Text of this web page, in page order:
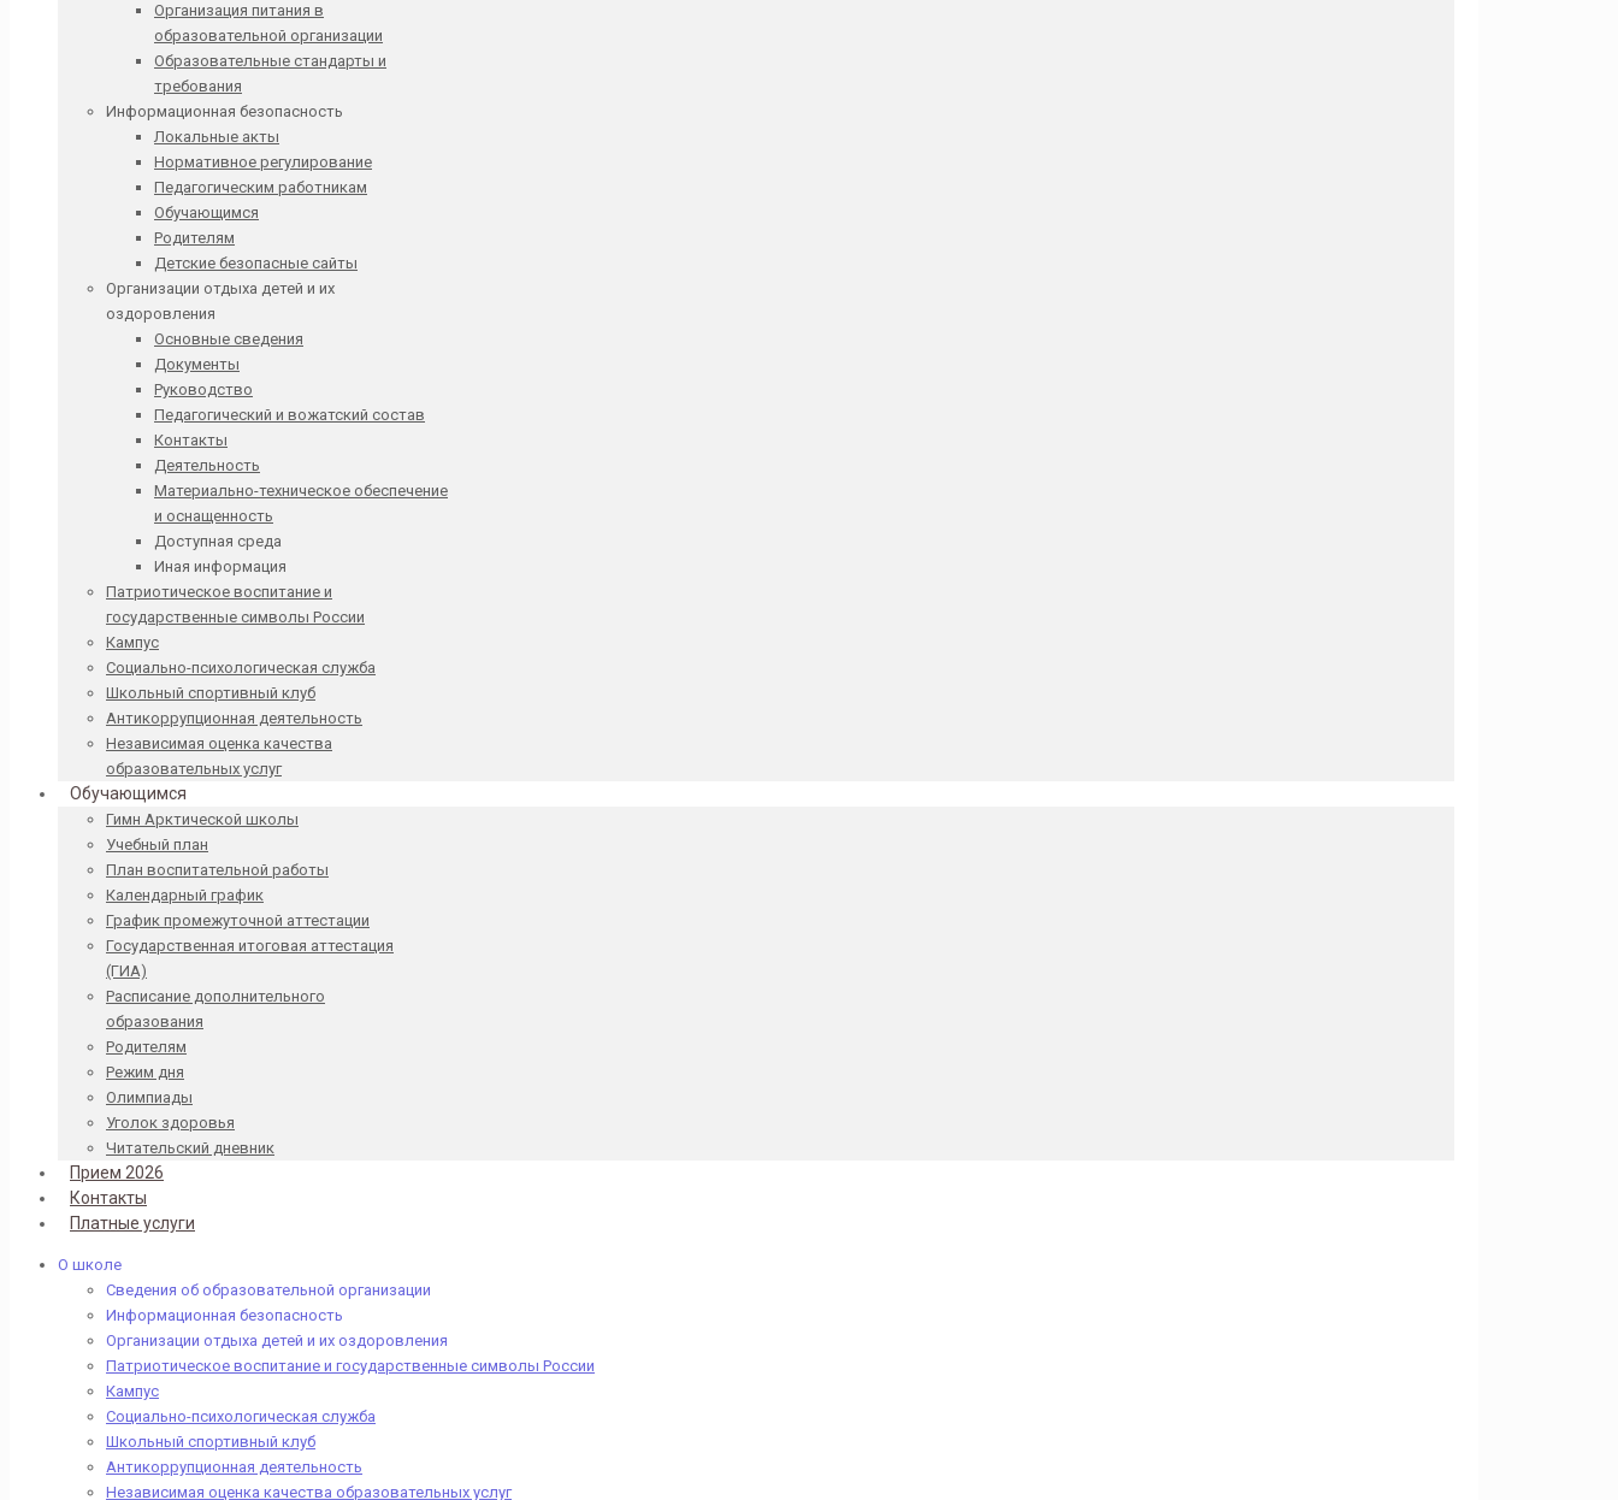
Организация питания в
образовательной организации
Образовательные стандарты и
требования
Информационная безопасность
Локальные акты
Нормативное регулирование
Педагогическим работникам
Обучающимся
Родителям
Детские безопасные сайты
Организации отдыха детей и их
оздоровления
Основные сведения
Документы
Руководство
Педагогический и вожатский состав
Контакты
Деятельность
Материально-техническое обеспечение
и оснащенность
Доступная среда
Иная информация
Патриотическое воспитание и
государственные символы России
Кампус
Социально-психологическая служба
Школьный спортивный клуб
Антикоррупционная деятельность
Независимая оценка качества
образовательных услуг
Обучающимся
Гимн Арктической школы
Учебный план
План воспитательной работы
Календарный график
График промежуточной аттестации
Государственная итоговая аттестация
(ГИА)
Расписание дополнительного
образования
Родителям
Режим дня
Олимпиады
Уголок здоровья
Читательский дневник
Прием 2026
Контакты
Платные услуги
О школе
Сведения об образовательной организации
Информационная безопасность
Организации отдыха детей и их оздоровления
Патриотическое воспитание и государственные символы России
Кампус
Социально-психологическая служба
Школьный спортивный клуб
Антикоррупционная деятельность
Независимая оценка качества образовательных услуг